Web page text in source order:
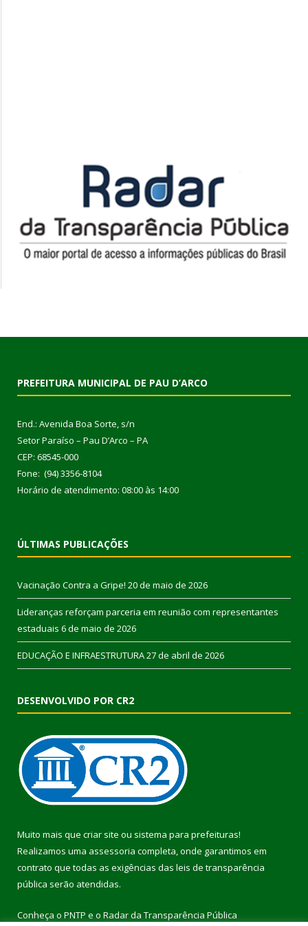
PREFEITURA MUNICIPAL DE PAU D’ARCO
End.: Avenida Boa Sorte, s/n
Setor Paraíso – Pau D’Arco – PA
CEP: 68545-000
Fone: (94) 3356-8104
Horário de atendimento: 08:00 às 14:00
ÚLTIMAS PUBLICAÇÕES
Vacinação Contra a Gripe! 20 de maio de 2026
Lideranças reforçam parceria em reunião com representantes
estaduais 6 de maio de 2026
EDUCAÇÃO E INFRAESTRUTURA27 de abril de 2026
DESENVOLVIDO POR CR2
Muito mais que criar site ou sistema para prefeituras!
Realizamos uma assessoria completa, onde garantimos em
contrato que todas as exigências das leis de transparência
pública serão atendidas.
Conheça o PNTP e o Radar da Transparência Pública